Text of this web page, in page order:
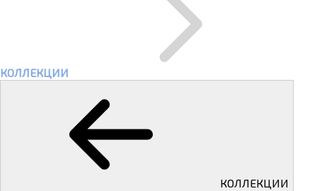
КОЛЛЕКЦИИ
КОЛЛЕКЦИИ